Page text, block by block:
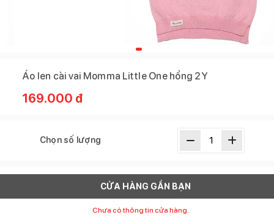
Áo len cài vai Momma Little One hồng 2Y
169.000 đ
Chọn số lượng
CỬA HÀNG GẦN BẠN
Chưa có thông tin cửa hàng.